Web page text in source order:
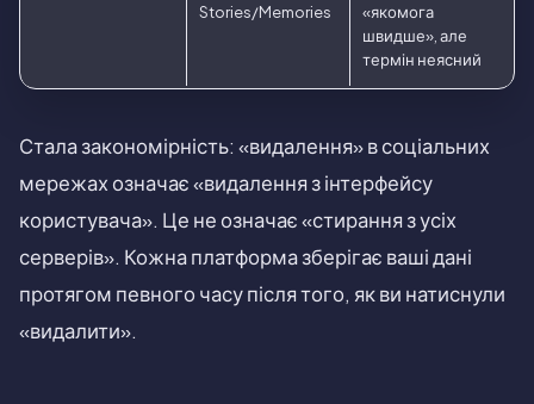
Stories/Memories
«якомога
швидше», але
термін неясний
Стала закономірність: «видалення» в соціальних
мережах означає «видалення з інтерфейсу
користувача». Це не означає «стирання з усіх
серверів». Кожна платформа зберігає ваші дані
протягом певного часу після того, як ви натиснули
«видалити».